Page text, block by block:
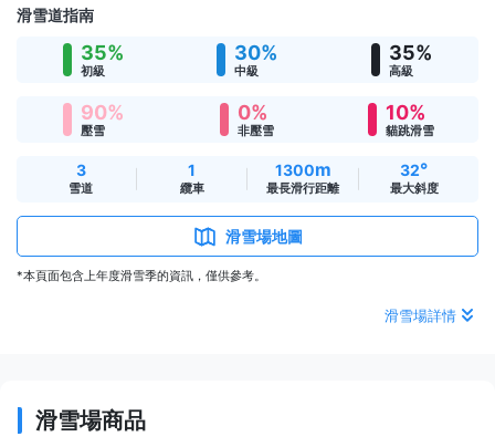
滑雪道指南
35%
初級
30%
中級
35%
高級
90%
壓雪
0%
非壓雪
10%
貓跳滑雪
3
雪道
1
纜車
1300m
最長滑行距離
32°
最大斜度
滑雪場地圖
*本頁面包含上年度滑雪季的資訊，僅供參考。
滑雪場詳情
滑雪場商品